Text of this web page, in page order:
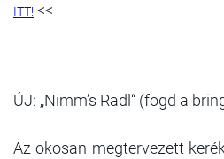
ITT! <<
ÚJ: „Nimm’s Radl“ (fogd a
Az okosan megtervezett